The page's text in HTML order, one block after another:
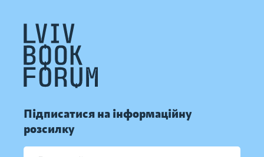
Підписатися на інформаційну
розсилку